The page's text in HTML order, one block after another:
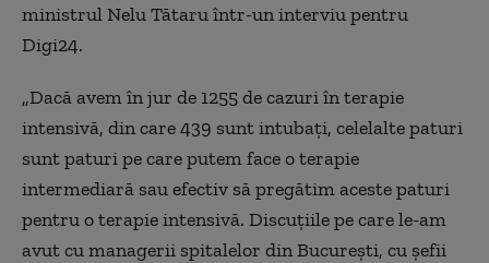
ministrul Nelu Tătaru într-un interviu pentru
Digi24.
„Dacă avem în jur de 1255 de cazuri în terapie
intensivă, din care 439 sunt intubați, celelalte paturi
sunt paturi pe care putem face o terapie
intermediară sau efectiv să pregătim aceste paturi
pentru o terapie intensivă. Discuțiile pe care le-am
avut cu managerii spitalelor din București, cu șefii